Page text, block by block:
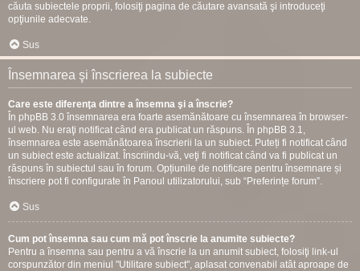
căuta subiectele proprii, folosiţi pagina de căutare avansată şi introduceţi
opţiunile adecvate.
Sus
Însemnarea şi înscrierea la subiecte
Care este diferenţa dintre a însemna şi a înscrie?
În phpBB 3.0 însemnarea era foarte asemănătoare cu însemnarea în browser-
ul web. Nu eraţi notificat când era publicat un răspuns. În phpBB 3.1,
însemnarea este asemănătoarea înscrierii la un subiect. Puteți fi notificat când
un subiect este actualizat. Înscriindu-vă, veţi fi notificat când va fi publicat un
răspuns în subiectul sau în forum. Opțiunile de notificare pentru însemnare și
înscriere pot fi configurate în Panoul utilizatorului, sub “Preferințe forum”.
Sus
Cum pot însemna sau cum mă pot înscrie la anumite subiecte?
Pentru a însemna sau pentru a vă înscrie la un anumit subiect, folosiţi link-ul
corspunzător din meniul "Utilitare subiect", aplasat convenabil atât aproape de